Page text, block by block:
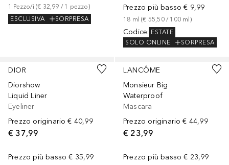
1 Pezzo/i (€ 32,99 / 1 pezzo)
ESCLUSIVA
SORPRESA
Prezzo più basso € 9,99
18 ml (€ 55,50 / 100 ml )
Codice: ESTATE
SOLO ONLINE
SORPRESA
DIOR
Diorshow
Liquid Liner
Eyeliner
Prezzo originario € 40,99
€ 37,99
Prezzo più basso € 35,99
LANCÔME
Monsieur Big
Waterproof
Mascara
Prezzo originario € 44,99
€ 23,99
Prezzo più basso € 23,99